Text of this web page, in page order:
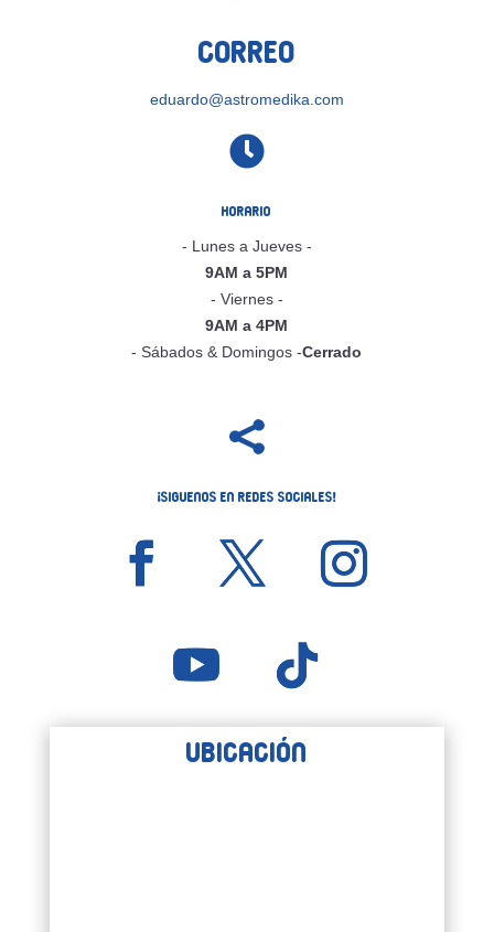
Correo
eduardo@astromedika.com

Horario
- Lunes a Jueves -
9AM a 5PM
- Viernes -
9AM a 4PM
- Sábados & Domingos -Cerrado

¡Siguenos en Redes Sociales!
Ubicación